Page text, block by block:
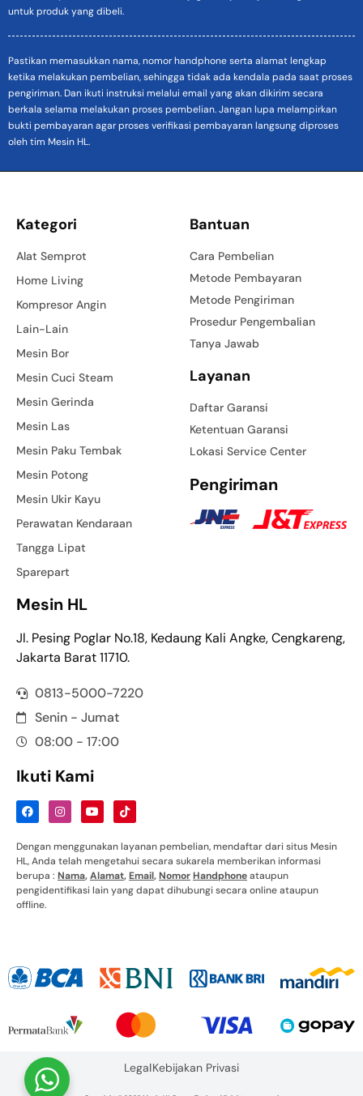
untuk produk yang dibeli.
Pastikan memasukkan nama, nomor handphone serta alamat lengkap
ketika melakukan pembelian, sehingga tidak ada kendala pada saat proses
pengiriman. Dan ikuti instruksi melalui email yang akan dikirim secara
berkala selama melakukan proses pembelian. Jangan lupa melampirkan
bukti pembayaran agar proses verifikasi pembayaran langsung diproses
oleh tim Mesin HL.
Kategori
Alat Semprot
Home Living
Kompresor Angin
Lain-Lain
Mesin Bor
Mesin Cuci Steam
Mesin Gerinda
Mesin Las
Mesin Paku Tembak
Mesin Potong
Mesin Ukir Kayu
Perawatan Kendaraan
Tangga Lipat
Sparepart
Bantuan
Cara Pembelian
Metode Pembayaran
Metode Pengiriman
Prosedur Pengembalian
Tanya Jawab
Layanan
Daftar Garansi
Ketentuan Garansi
Lokasi Service Center
Pengiriman
Mesin HL
Jl. Pesing Poglar No.18, Kedaung Kali Angke, Cengkareng,
Jakarta Barat 11710.
0813-5000-7220
Senin - Jumat
08:00 - 17:00
Ikuti Kami
Dengan menggunakan layanan pembelian, mendaftar dari situs Mesin
HL, Anda telah mengetahui secara sukarela memberikan informasi
berupa : Nama,Alamat,Email,NomorHandphoneataupun
pengidentifikasi lain yang dapat dihubungi secara online ataupun
offline.
LegalKebijakan Privasi